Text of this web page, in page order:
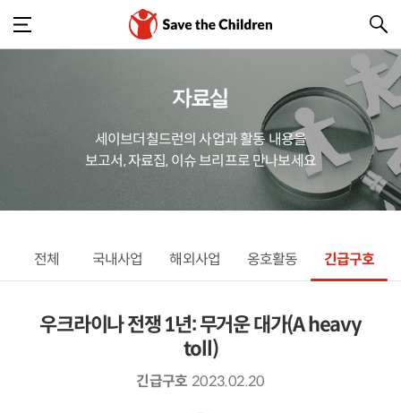
자료실
세이브더칠드런의 사업과 활동 내용을
보고서, 자료집, 이슈 브리프로 만나보세요
전체 국내사업 해외사업 옹호활동 긴급구호
우크라이나 전쟁 1년: 무거운 대가(A heavy
toll)
긴급구호 2023.02.20